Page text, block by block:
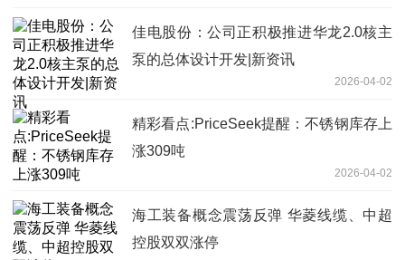
佳电股份：公司正积极推进华龙2.0核主
泵的总体设计开发|新资讯
2026-04-02
精彩看点:PriceSeek提醒：不锈钢库存上
涨309吨
2026-04-02
海工装备概念震荡反弹 华菱线缆、中超
控股双双涨停